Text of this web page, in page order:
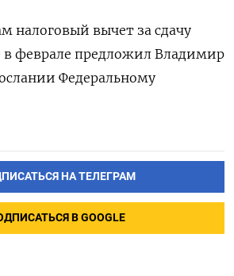
налоговый вычет за сдачу
в феврале предложил Владимир
Федеральному
НА ТЕЛЕГРАМ
В GOOGLE